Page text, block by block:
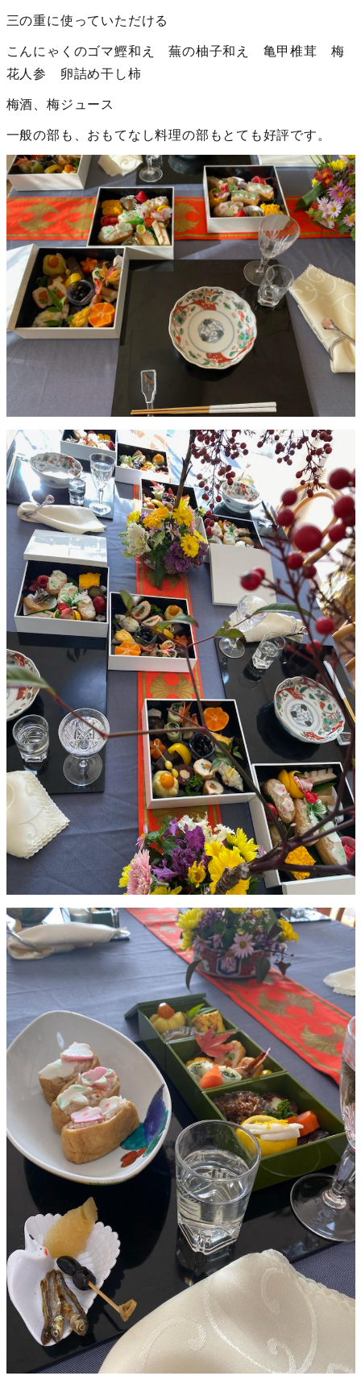
三の重に使っていただける
こんにゃくのゴマ鰹和え 蕪の柚子和え 亀甲椎茸 梅
花人参 卵詰め干し柿
梅酒、梅ジュース
一般の部も、おもてなし料理の部もとても好評です。